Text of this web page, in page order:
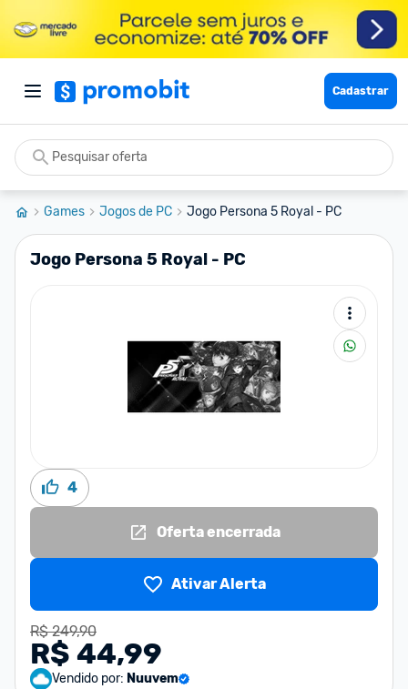
Cadastrar
Games Jogos de PC Jogo Persona 5 Royal - PC
Jogo Persona 5 Royal - PC
4
Oferta encerrada
Ativar Alerta
R$ 249,90
R$ 44,99
Vendido por: Nuuvem